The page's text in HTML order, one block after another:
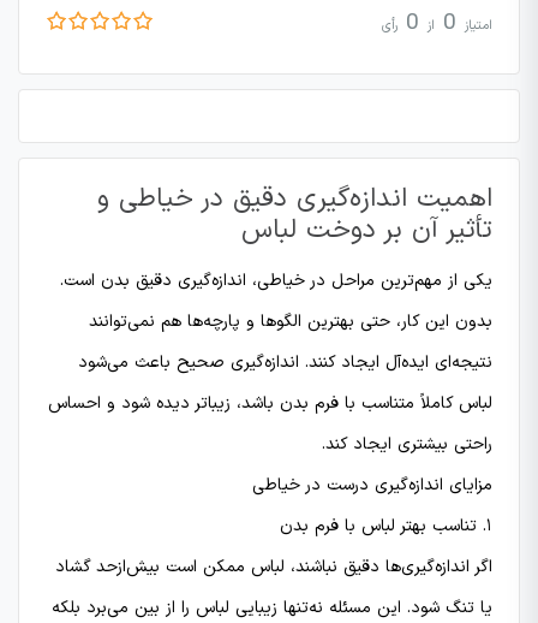
امتیاز 0 از 0 رأی
اهمیت اندازه‌گیری دقیق در خیاطی و
تأثیر آن بر دوخت لباس
یکی از مهم‌ترین مراحل در خیاطی، اندازه‌گیری دقیق بدن است.
بدون این کار، حتی بهترین الگوها و پارچه‌ها هم نمی‌توانند
نتیجه‌ای ایده‌آل ایجاد کنند. اندازه‌گیری صحیح باعث می‌شود
لباس کاملاً متناسب با فرم بدن باشد، زیباتر دیده شود و احساس
راحتی بیشتری ایجاد کند.
مزایای اندازه‌گیری درست در خیاطی
۱. تناسب بهتر لباس با فرم بدن
اگر اندازه‌گیری‌ها دقیق نباشند، لباس ممکن است بیش‌ازحد گشاد
یا تنگ شود. این مسئله نه‌تنها زیبایی لباس را از بین می‌برد بلکه